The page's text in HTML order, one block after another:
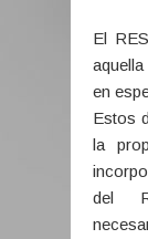
El
en
Estos
la
del